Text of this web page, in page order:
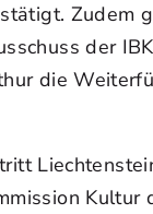
Zudem
der
die
Kultur